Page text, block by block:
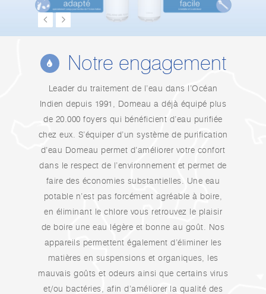
Notre engagement
Leader du traitement de l’eau dans l’Océan
Indien depuis 1991, Domeau a déjà équipé plus
de 20.000 foyers qui bénéficient d’eau purifiée
chez eux. S’équiper d’un système de purification
d’eau Domeau permet d’améliorer votre confort
dans le respect de l’environnement et permet de
faire des économies substantielles. Une eau
potable n’est pas forcément agréable à boire,
en éliminant le chlore vous retrouvez le plaisir
de boire une eau légère et bonne au goût. Nos
appareils permettent également d’éliminer les
matières en suspensions et organiques, les
mauvais goûts et odeurs ainsi que certains virus
et/ou bactéries, afin d’améliorer la qualité des